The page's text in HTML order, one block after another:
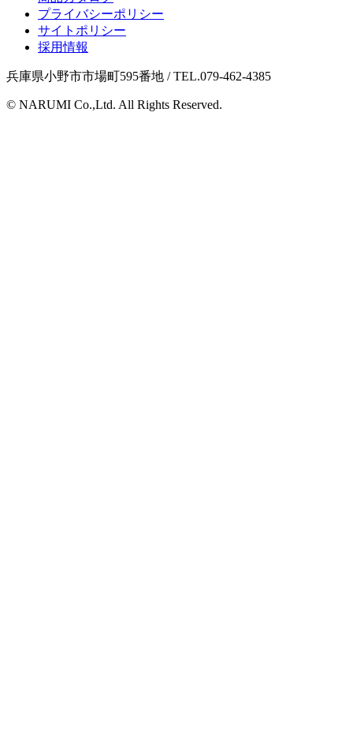
プライバシーポリシー
サイトポリシー
採用情報
兵庫県小野市市場町595番地 / TEL.079-462-4385
© NARUMI Co.,Ltd. All Rights Reserved.